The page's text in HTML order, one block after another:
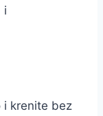
i
i krenite bez